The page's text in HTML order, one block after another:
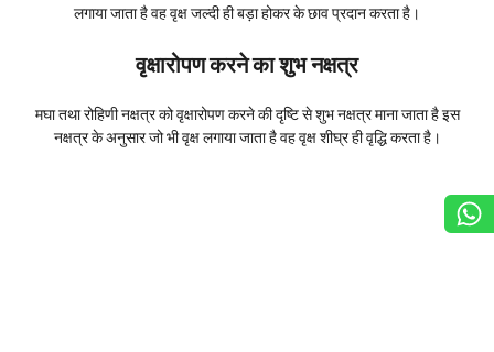
लगाया जाता है वह वृक्ष जल्दी ही बड़ा होकर के छाव प्रदान करता है।
वृक्षारोपण करने का शुभ नक्षत्र
मघा तथा रोहिणी नक्षत्र को वृक्षारोपण करने की दृष्टि से शुभ नक्षत्र माना जाता है इस
नक्षत्र के अनुसार जो भी वृक्ष लगाया जाता है वह वृक्ष शीघ्र ही वृद्धि करता है।